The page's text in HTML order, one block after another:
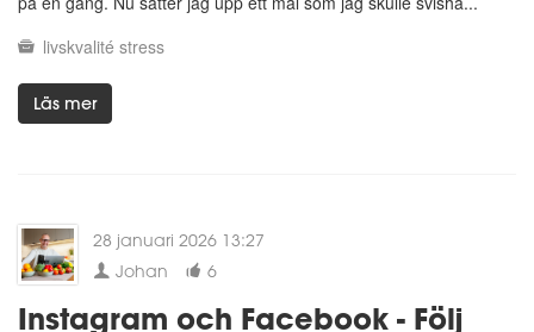
livskvalité stress
Läs mer
28 januari 2026 13:27
Johan
6
Instagram och Facebook - Följ